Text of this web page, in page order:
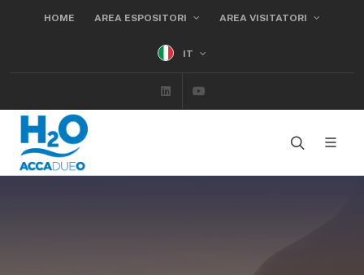
HOME AREA ESPOSITORI AREA VISITATORI
IT
Linkedin